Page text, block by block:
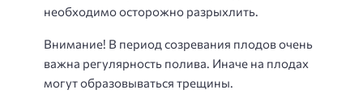
необходимо осторожно разрыхлить.
Внимание! В период созревания плодов очень
важна регулярность полива. Иначе на плодах
могут образовываться трещины.